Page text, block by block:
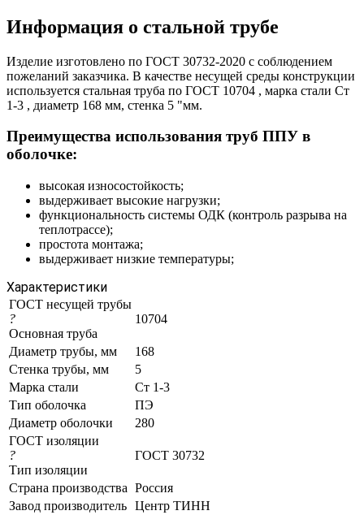
Информация о стальной трубе
Изделие изготовлено по ГОСТ 30732-2020 с соблюдением
пожеланий заказчика. В качестве несущей среды конструкции
используется стальная труба по ГОСТ 10704 , марка стали Ст
1-3 , диаметр 168 мм, стенка 5 "мм.
Преимущества использования труб ППУ в
оболочке:
высокая износостойкость;
выдерживает высокие нагрузки;
функциональность системы ОДК (контроль разрыва на
теплотрассе);
простота монтажа;
выдерживает низкие температуры;
Характеристики
ГОСТ несущей трубы
?
Основная труба
10704
Диаметр трубы, мм
168
Стенка трубы, мм
5
Марка стали
Ст 1-3
Тип оболочка
ПЭ
Диаметр оболочки
280
ГОСТ изоляции
?
Тип изоляции
ГОСТ 30732
Страна производства Россия
Завод производитель Центр ТИНН